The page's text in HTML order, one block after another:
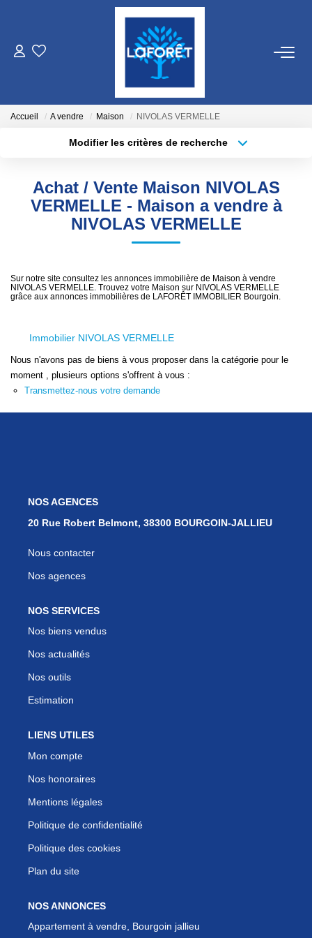
LOCATIONS
ESTIMATION
Nos Équipes
Avis Clients
Nos Actualités
PARRAINAGE
Accueil A vendre Maison NIVOLAS VERMELLE
Modifier les critères de recherche
Surface min
Plus de critères Créer une alerte
Achat / Vente Maison NIVOLAS
VERMELLE - Maison a vendre à
NIVOLAS VERMELLE
Sur notre site consultez les annonces immobilière de Maison à vendre
NIVOLAS VERMELLE. Trouvez votre Maison sur NIVOLAS VERMELLE
grâce aux annonces immobilières de LAFORÊT IMMOBILIER Bourgoin.
Immobilier NIVOLAS VERMELLE
Nous n'avons pas de biens à vous proposer dans la catégorie pour le
moment , plusieurs options s'offrent à vous :
Transmettez-nous votre demande
NOS AGENCES
20 Rue Robert Belmont, 38300 BOURGOIN-JALLIEU
Nous contacter
Nos agences
NOS SERVICES
Nos biens vendus
Nos actualités
Nos outils
Estimation
LIENS UTILES
Mon compte
Nos honoraires
Mentions légales
Politique de confidentialité
Politique des cookies
Plan du site
NOS ANNONCES
Appartement à vendre, Bourgoin jallieu